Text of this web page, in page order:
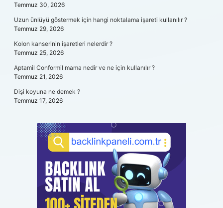
Temmuz 30, 2026
Uzun ünlüyü göstermek için hangi noktalama işareti kullanılır ?
Temmuz 29, 2026
Kolon kanserinin işaretleri nelerdir ?
Temmuz 25, 2026
Aptamil Conformil mama nedir ve ne için kullanılır ?
Temmuz 21, 2026
Dişi koyuna ne demek ?
Temmuz 17, 2026